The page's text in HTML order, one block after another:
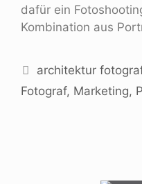
dafür ein
Kombination aus
architektur
Fotograf, Marketing,